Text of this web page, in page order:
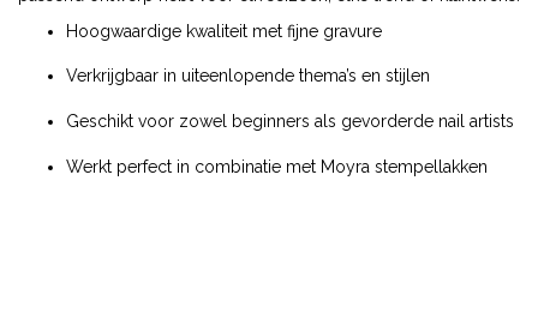
Hoogwaardige kwaliteit met fijne gravure
Verkrijgbaar in uiteenlopende thema’s en stijlen
Geschikt voor zowel beginners als gevorderde nail artists
Werkt perfect in combinatie met Moyra stempellakken